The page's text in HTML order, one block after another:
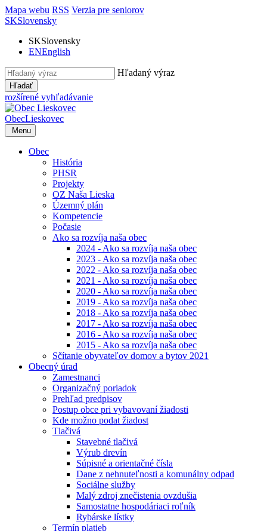
Mapa webu RSS Verzia pre seniorov
SKSlovensky
SKSlovensky
ENEnglish
Hľadaný výraz
Hľadať
rozšírené vyhľadávanie
ObecLieskovec
Menu
Obec
História
PHSR
Projekty
OZ Naša Lieska
Územný plán
Kompetencie
Počasie
Ako sa rozvíja naša obec
2024 - Ako sa rozvíja naša obec
2023 - Ako sa rozvíja naša obec
2022 - Ako sa rozvíja naša obec
2021 - Ako sa rozvíja naša obec
2020 - Ako sa rozvíja naša obec
2019 - Ako sa rozvíja naša obec
2018 - Ako sa rozvíja naša obec
2017 - Ako sa rozvíja naša obec
2016 - Ako sa rozvíja naša obec
2015 - Ako sa rozvíja naša obec
Sčítanie obyvateľov domov a bytov 2021
Obecný úrad
Zamestnanci
Organizačný poriadok
Prehľad predpisov
Postup obce pri vybavovaní žiadosti
Kde možno podat žiadost
Tlačivá
Stavebné tlačivá
Výrub drevín
Súpisné a orientačné čísla
Dane z nehnuteľnosti a komunálny odpad
Sociálne služby
Malý zdroj znečistenia ovzdušia
Samostatne hospodáriaci roľník
Rybárske lístky
Termín platieb